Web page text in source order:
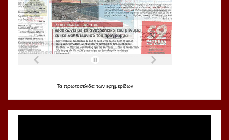
Τα πρωτοσέλιδα των εφημερίδων